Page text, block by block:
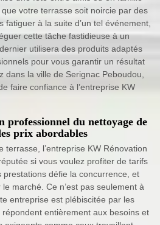
votre terrasse soit noircie par des
fatiguer à la suite d’un tel événement,
cette tâche fastidieuse à un
utilisera des produits adaptés
pour vous garantir un résultat
dans la ville de Serignac Peboudou,
faire confiance à l’entreprise KW
professionnel du nettoyage de
prix abordables
terrasse, l’entreprise KW Rénovation
si vous voulez profiter de tarifs
défie la concurrence, et
marché. Ce n’est pas seulement à
entreprise est plébiscitée par les
entièrement aux besoins et